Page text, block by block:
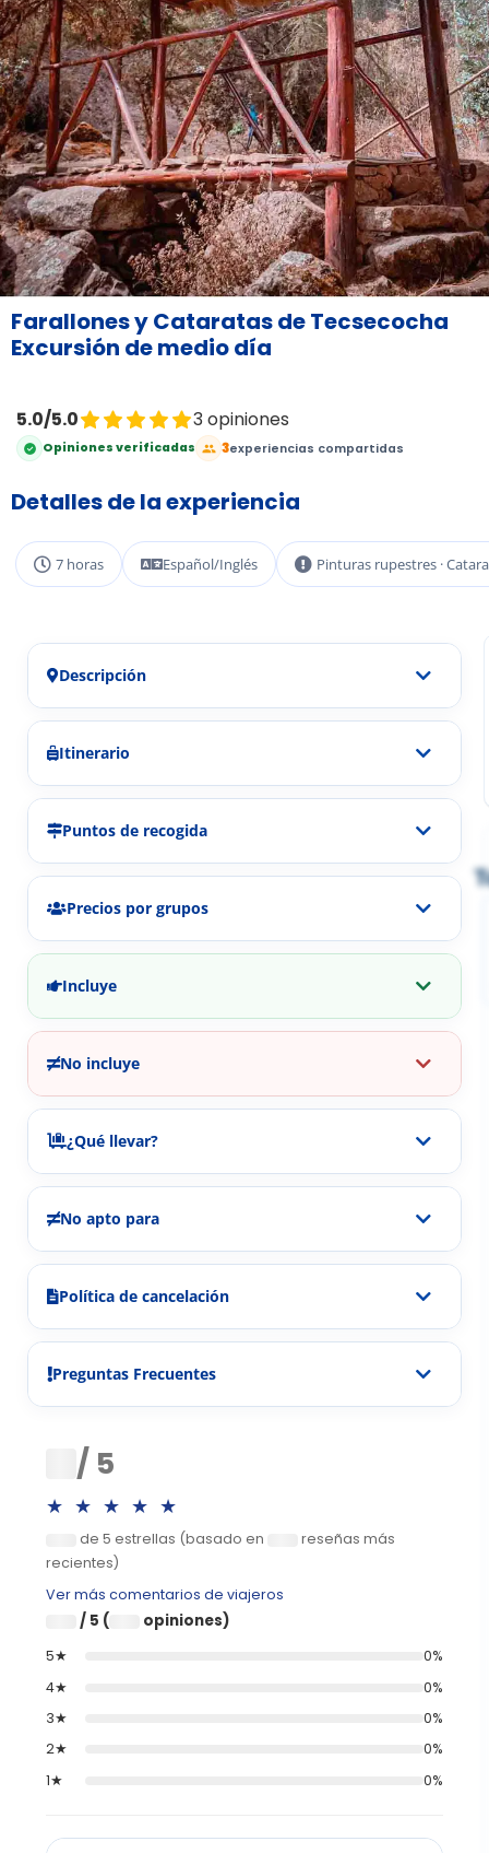
Farallones y Cataratas de Tecsecocha
Excursión de medio día
5.0/5.0 3 opiniones
Opiniones verificadas 3experiencias compartidas
Detalles de la experiencia
7 horas Español/Inglés Pinturas rupestres ·
Descripción
Itinerario
Puntos de recogida
Precios por grupos
Incluye
No incluye
¿Qué llevar?
No apto para
Política de cancelación
Preguntas Frecuentes
/ 5
★★★★★
de 5 estrellas (basado en
reseñas más
recientes)
Ver más comentarios de viajeros
/ 5 ( opiniones)
5★
0%
4★
0%
3★
0%
2★
0%
1★
0%